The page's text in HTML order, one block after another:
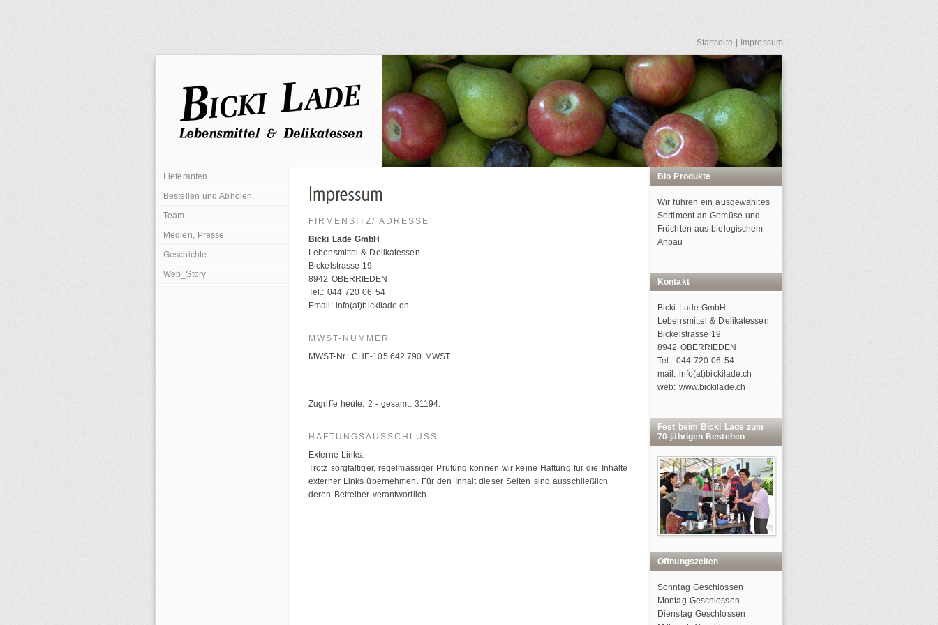
Startseite Impressum
Lieferanten
Bestellen und Abholen
Team
Medien, Presse
Geschichte
Web_Story
FIRMENSITZ/ ADRESSE
Bicki Lade GmbH
Lebensmittel & Delikatessen
Bickelstrasse 19
8942 OBERRIEDEN
Tel.: 044 720 06 54
Email: info(at)bickilade.ch
MWST-NUMMER
MWST-Nr.: CHE-105.642.790 MWST
Zugriffe heute: 2 - gesamt: 31194.
HAFTUNGSAUSSCHLUSS
Externe Links:
Trotz sorgfältiger, regelmässiger Prüfung können wir keine Haftung für die Inhalte
externer Links übernehmen. Für den Inhalt dieser Seiten sind ausschließlich
deren Betreiber verantwortlich.
Bio Produkte
Wir führen ein ausgewähltes
Sortiment an Gemüse und
Früchten aus biologischem
Anbau
Kontakt
Bicki Lade GmbH
Lebensmittel & Delikatessen
Bickelstrasse 19
8942 OBERRIEDEN
Tel.: 044 720 06 54
mail: info(at)bickilade.ch
web: www.bickilade.ch
Fest beim Bicki Lade zum
70-jährigen Bestehen
Öffnungszeiten
Sonntag Geschlossen
Montag Geschlossen
Dienstag Geschlossen